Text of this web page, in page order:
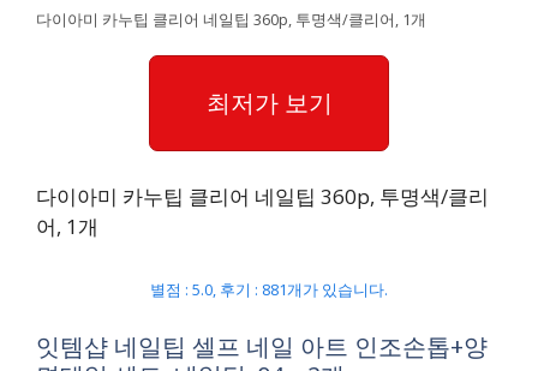
다이아미 카누팁 클리어 네일팁 360p, 투명색/클리어, 1개
최저가 보기
다이아미 카누팁 클리어 네일팁 360p, 투명색/클리
어, 1개
별점 : 5.0, 후기 : 881개가 있습니다.
잇템샵 네일팁 셀프 네일 아트 인조손톱+양